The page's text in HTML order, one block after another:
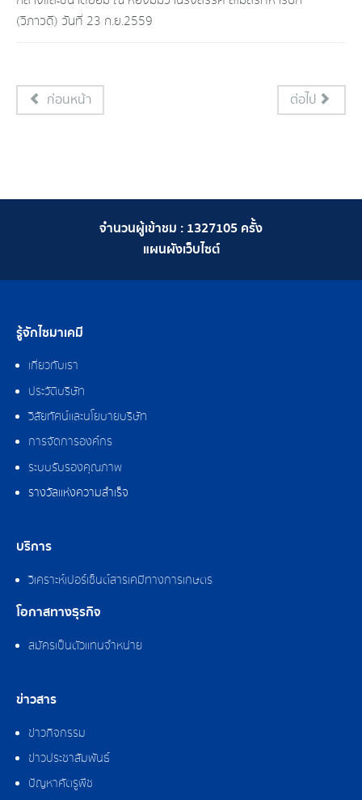
(วิภาวดี) วันที่ 23 ก.ย.2559
ก่อนหน้า ต่อไป
จำนวนผู้เข้าชม : 1327105 ครั้ง
แผนผังเว็บไซต์
รู้จักไซมาเคมี
เกี่ยวกับเรา
ประวัติบริษัท
วิสัยทัศน์และนโยบายบริษัท
การจัดการองค์กร
ระบบรับรองคุณภาพ
รางวัลแห่งความสำเร็จ
บริการ
วิเคราะห์เปอร์เซ็นต์สารเคมีทางการเกษตร
โอกาสทางธุรกิจ
สมัครเป็นตัวแทนจำหน่าย
ข่าวสาร
ข่าวกิจกรรม
ข่าวประชาสัมพันธ์
ปัญหาศัตรูพืช